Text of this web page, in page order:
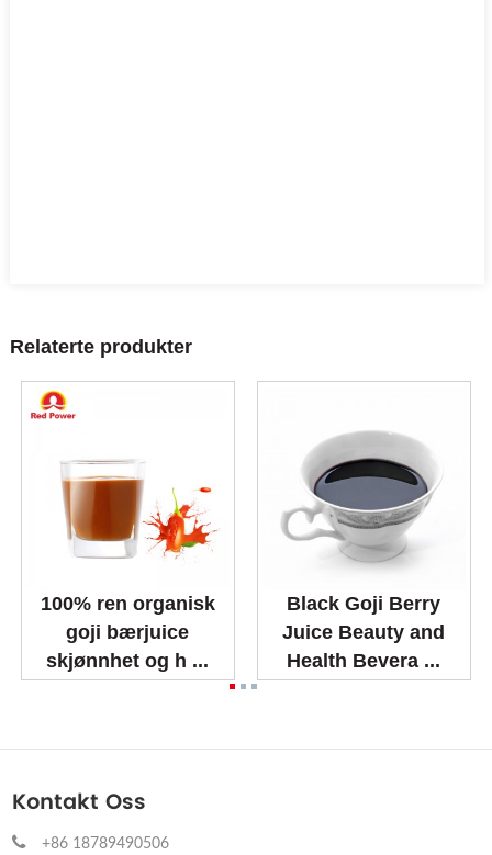
Relaterte produkter
100% ren organisk
goji bærjuice
skjønnhet og h ...
Black Goji Berry
Juice Beauty and
Health Bevera ...
Kontakt Oss
+86 18789490506